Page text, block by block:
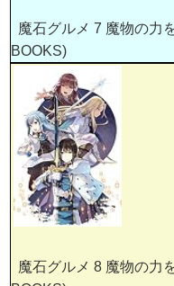
魔石グルメ 7 魔物の力
BOOKS)
魔石グルメ 8 魔物の力